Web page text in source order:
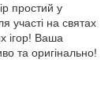
простий у
участі на святах
ігор! Ваша
та оригінально!